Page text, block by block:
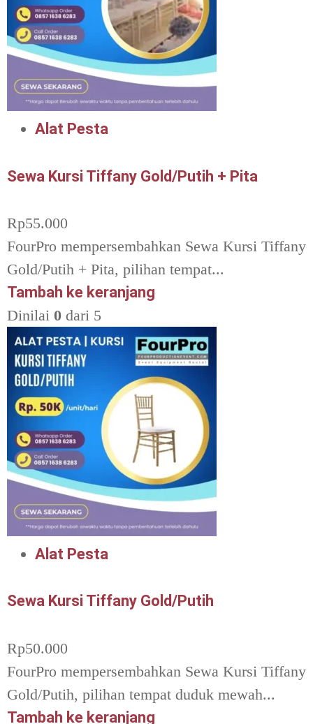
Alat Pesta
Sewa Kursi Tiffany Gold/Putih + Pita
Rp55.000
FourPro mempersembahkan Sewa Kursi Tiffany
Gold/Putih + Pita, pilihan tempat...
Tambah ke keranjang
Dinilai 0 dari 5
Alat Pesta
Sewa Kursi Tiffany Gold/Putih
Rp50.000
FourPro mempersembahkan Sewa Kursi Tiffany
Gold/Putih, pilihan tempat duduk mewah...
Tambah ke keranjang